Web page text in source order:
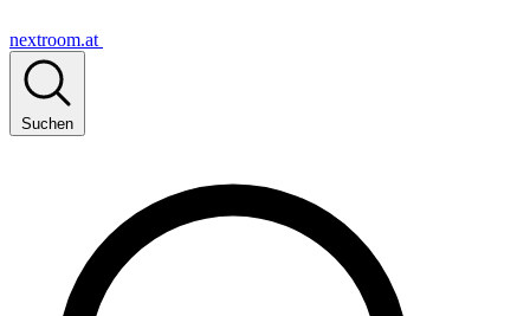
nextroom.at
Suchen